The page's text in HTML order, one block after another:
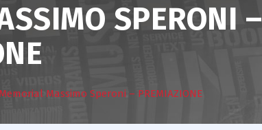
SPERONI –
Massimo Speroni – PREMIAZIONE